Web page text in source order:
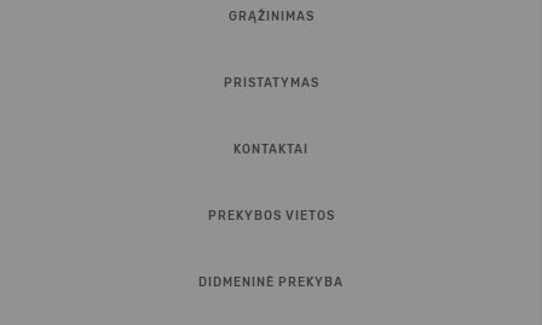
GRĄŽINIMAS
PRISTATYMAS
KONTAKTAI
PREKYBOS VIETOS
DIDMENINĖ PREKYBA